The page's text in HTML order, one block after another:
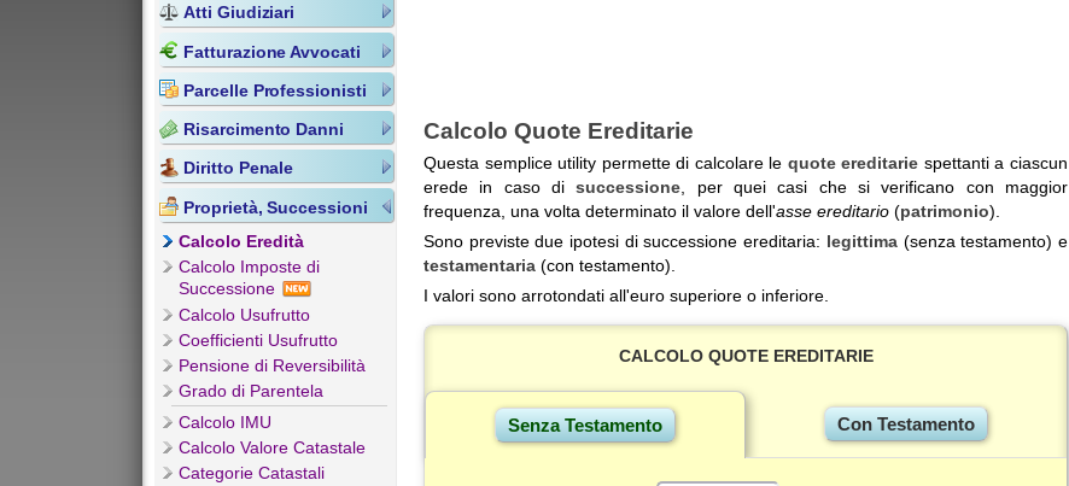
Atti Giudiziari
Fatturazione Avvocati
Parcelle Professionisti
Risarcimento Danni
Diritto Penale
Proprietà, Successioni
Calcolo Eredità
Calcolo Imposte di
Successione
Calcolo Usufrutto
Coefficienti Usufrutto
Pensione di Reversibilità
Grado di Parentela
Calcolo IMU
Calcolo Valore Catastale
Categorie Catastali
Calcolo Quote Ereditarie
Questa semplice utility permette di calcolare le quote ereditarie spettanti a ciascun
erede in caso disuccessione , per quei casi che si verificano con maggior
frequenza, una volta determinato il valore dell'asse ereditario (patrimonio).
Sono previste due ipotesi di successione ereditaria: legittima(senza testamento) e
testamentaria (con testamento).
I valori sono arrotondati all'euro superiore o inferiore.
CALCOLO QUOTE EREDITARIE